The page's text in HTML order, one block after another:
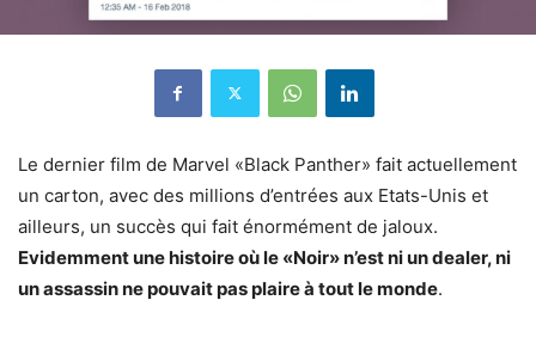
Le dernier film de Marvel «Black Panther» fait actuellement
un carton, avec des millions d’entrées aux Etats-Unis et
ailleurs, un succès qui fait énormément de jaloux.
Evidemment une histoire où le «Noir» n’est ni un dealer, ni
un assassin ne pouvait pas plaire à tout le monde.